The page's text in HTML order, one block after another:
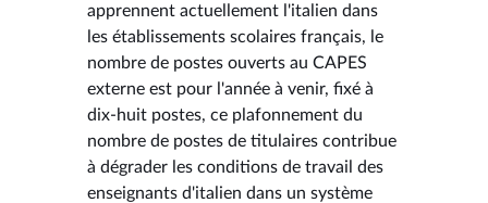
apprennent actuellement l'italien dans
les établissements scolaires français, le
nombre de postes ouverts au CAPES
externe est pour l'année à venir, fixé à
dix-huit postes, ce plafonnement du
nombre de postes de titulaires contribue
à dégrader les conditions de travail des
enseignants d'italien dans un système